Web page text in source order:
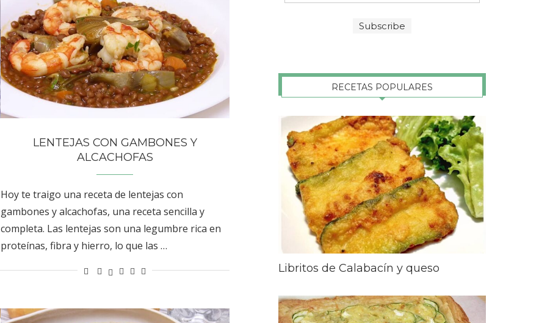
LENTEJAS CON GAMBONES Y
ALCACHOFAS
Hoy te traigo una receta de lentejas con
gambones y alcachofas, una receta sencilla y
completa. Las lentejas son una legumbre rica en
proteínas, fibra y hierro, lo que las …
RECETAS POPULARES
Libritos de Calabacín y queso